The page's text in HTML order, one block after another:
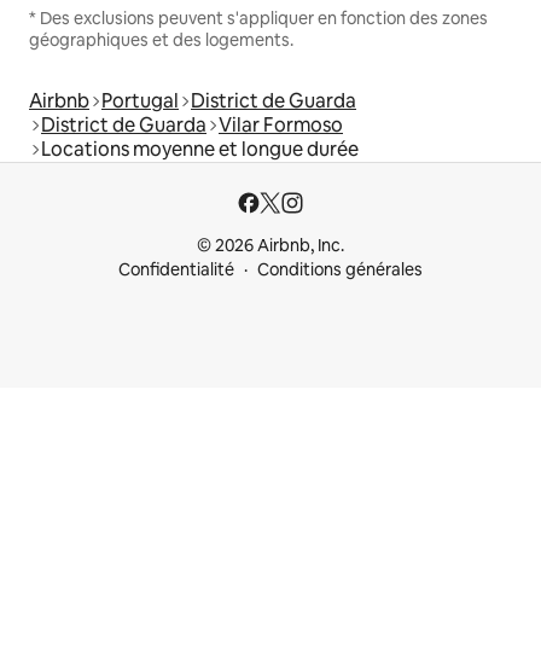
* Des exclusions peuvent s'appliquer en fonction des zones
géographiques et des logements.
Airbnb Portugal District de Guarda
District de Guarda Vilar Formoso
Locations moyenne et longue durée
© 2026 Airbnb, Inc.
Confidentialité
Conditions générales